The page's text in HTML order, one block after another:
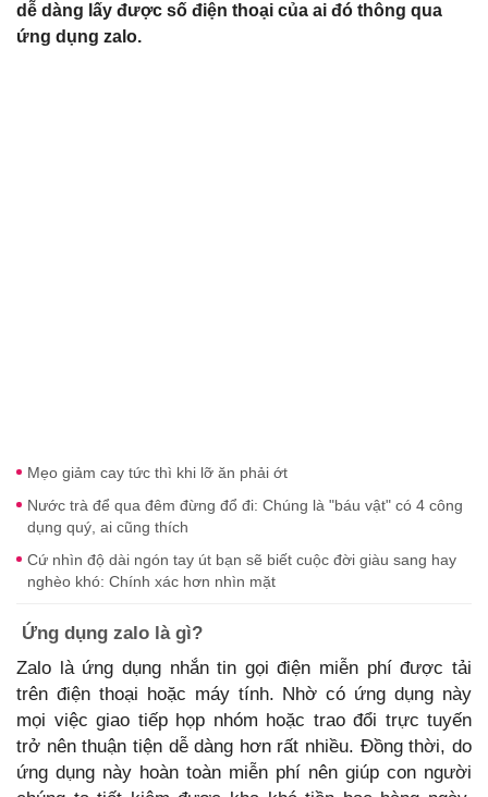
dễ dàng lấy được số điện thoại của ai đó thông qua
ứng dụng zalo.
Mẹo giảm cay tức thì khi lỡ ăn phải ớt
Nước trà để qua đêm đừng đổ đi: Chúng là "báu vật" có 4 công
dụng quý, ai cũng thích
Cứ nhìn độ dài ngón tay út bạn sẽ biết cuộc đời giàu sang hay
nghèo khó: Chính xác hơn nhìn mặt
Ứng dụng zalo là gì?
Zalo là ứng dụng nhắn tin gọi điện miễn phí được tải
trên điện thoại hoặc máy tính. Nhờ có ứng dụng này
mọi việc giao tiếp họp nhóm hoặc trao đổi trực tuyến
trở nên thuận tiện dễ dàng hơn rất nhiều. Đồng thời, do
ứng dụng này hoàn toàn miễn phí nên giúp con người